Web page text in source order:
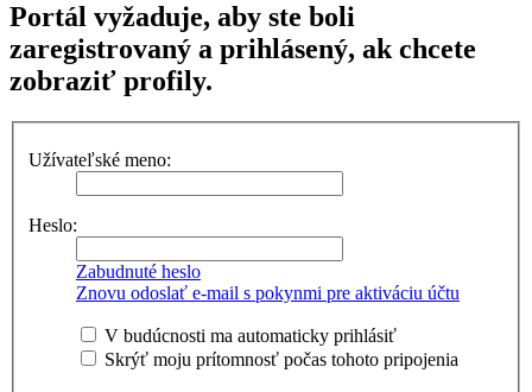
Portál vyžaduje, aby ste boli
zaregistrovaný a prihlásený, ak chcete
zobraziť profily.
Užívateľské meno:
Heslo:
Zabudnuté heslo
Znovu odoslať e-mail s pokynmi pre aktiváciu účtu
V budúcnosti ma automaticky prihlásiť
Skrýť moju prítomnosť počas tohoto pripojenia